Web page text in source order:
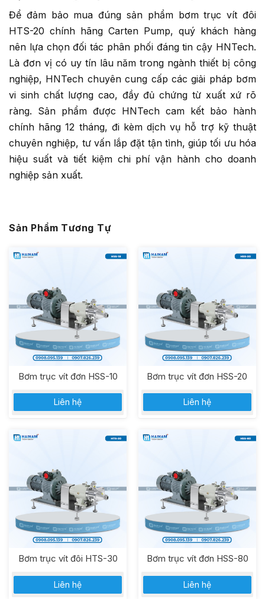
Để đảm bảo mua đúng sản phẩm bơm trục vít đôi
HTS-20 chính hãng Carten Pump, quý khách hàng
nên lựa chọn đối tác phân phối đáng tin cậy HNTech.
Là đơn vị có uy tín lâu năm trong ngành thiết bị công
nghiệp, HNTech chuyên cung cấp các giải pháp bơm
vi sinh chất lượng cao, đầy đủ chứng từ xuất xứ rõ
ràng. Sản phẩm được HNTech cam kết bảo hành
chính hãng 12 tháng, đi kèm dịch vụ hỗ trợ kỹ thuật
chuyên nghiệp, tư vấn lắp đặt tận tình, giúp tối ưu hóa
hiệu suất và tiết kiệm chi phí vận hành cho doanh
nghiệp sản xuất.
Sản Phẩm Tương Tự
Bơm trục vít đơn HSS-10
Liên hệ
Bơm trục vít đơn HSS-20
Liên hệ
Bơm trục vít đôi HTS-30
Liên hệ
Bơm trục vít đơn HSS-80
Liên hệ